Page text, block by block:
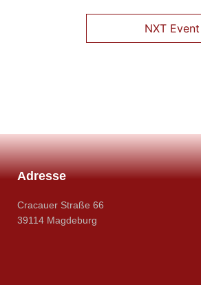
NXT Event
Adresse
Cracauer Straße 66
39114 Magdeburg